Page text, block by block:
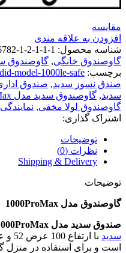
مقايسه
افزودن به علاقه مندی
شناسه محصول: 1-2-1-1-1
گاوصندوق خانگی, گاوصندوق
برچسب: model-1000le-safe
صندق نسوز سدید, صندوق
سدید, گاوصندوق سدید مدل 1000ProMax
گاوصندوق لولا مخفی,
اشتراک گذاری:
توضیحات
نظرات (0)
Shipping & Delivery
توضیحات
گاوصندوق مدل 1000ProMax
صندوق سدید مدل 1000ProMax
سدید
است و برای استفاده در منزل